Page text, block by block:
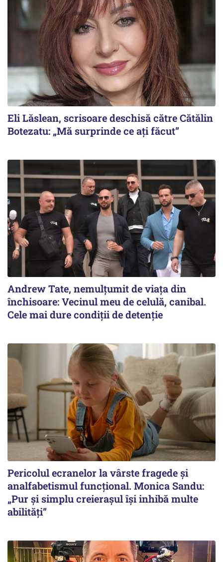
Eli Lăslean, scrisoare deschisă către Cătălin
Botezatu: „Mă surprinde ce ați făcut”
Andrew Tate, nemulțumit de viața din
închisoare: Vecinul meu de celulă, canibal.
Cele mai dure condiții de detenție
Pericolul ecranelor la vârste fragede și
analfabetismul funcțional. Monica Sandu:
„Pur și simplu creierașul își inhibă multe
abilități”